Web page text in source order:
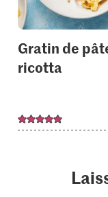
Gratin de
ricotta